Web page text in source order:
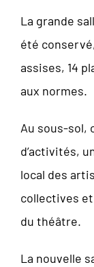
La grande
été
assises, 14
aux normes.
Au sous-sol,
d’activités,
local des
collectives
du théâtre.
La nouvelle